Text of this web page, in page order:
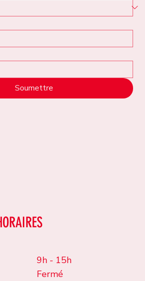
Soumettre
9h - 15h
Fermé